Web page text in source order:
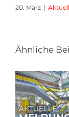
20. März |
Ähnliche